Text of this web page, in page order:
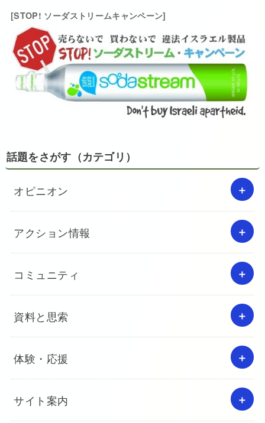
[STOP! ソーダストリームキャンペーン]
話題をさがす（カテゴリ）
オピニオン
アクション情報
コミュニティ
資料と思索
体験・応援
サイト案内